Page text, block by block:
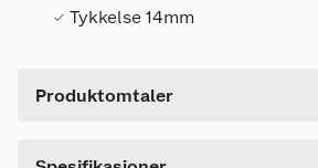
Tykkelse 14mm
Produktomtaler
Dette produktet har ikke fått